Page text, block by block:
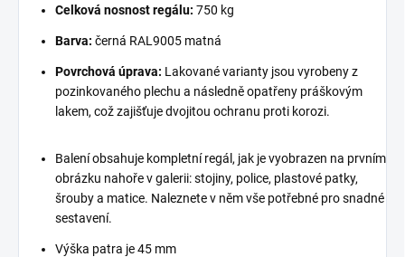
Celková nosnost regálu: 750 kg
Barva: černá RAL9005 matná
Povrchová úprava: Lakované varianty jsou vyrobeny z
pozinkovaného plechu a následně opatřeny práškovým
lakem, což zajišťuje dvojitou ochranu proti korozi.
Balení obsahuje kompletní regál, jak je vyobrazen na prvním
obrázku nahoře v galerii: stojiny, police, plastové patky,
šrouby a matice. Naleznete v něm vše potřebné pro snadné
sestavení.
Výška patra je 45 mm